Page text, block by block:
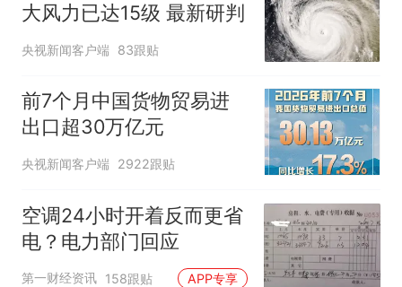
大风力已达15级 最新研判
央视新闻客户端 83跟贴
前7个月中国货物贸易进
出口超30万亿元
央视新闻客户端 2922跟贴
空调24小时开着反而更省
电？电力部门回应
第一财经资讯 158跟贴 APP专享